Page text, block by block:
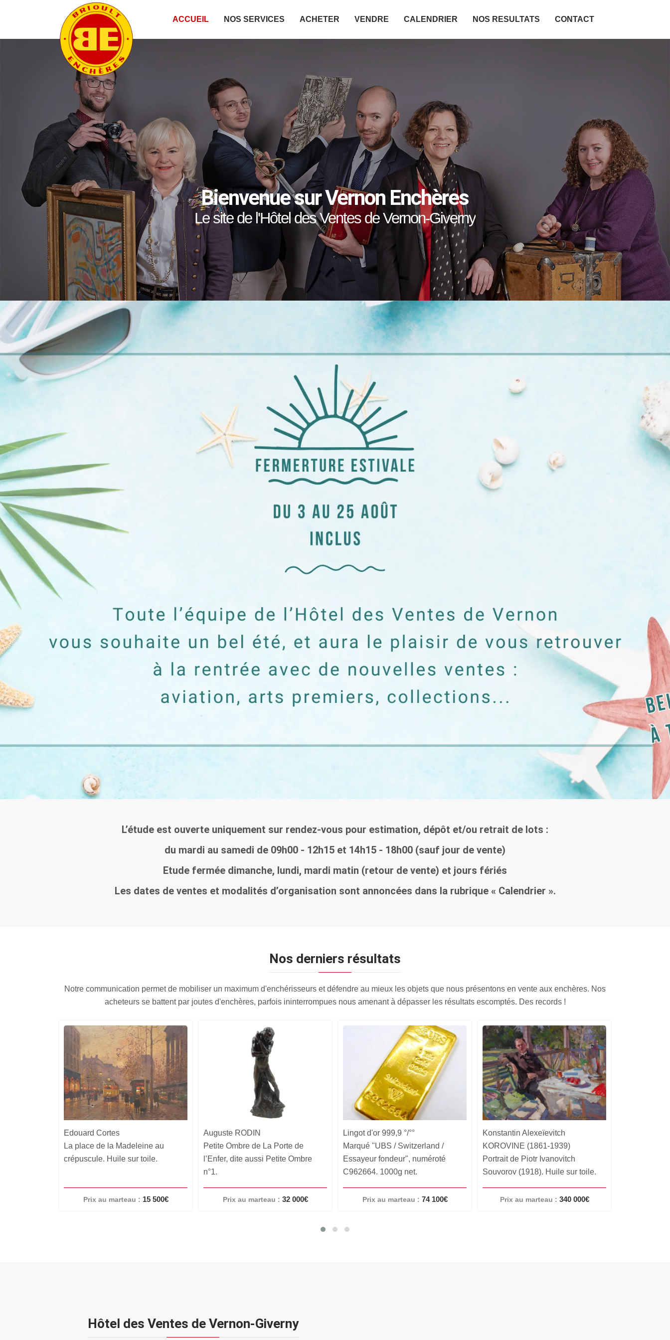
ACCUEIL NOS SERVICES ACHETER VENDRE CALENDRIER NOS RESULTATS CONTACT
Bienvenue sur Vernon Enchères
Le site de l'Hôtel des Ventes de Vernon-Giverny
L’étude est ouverte uniquement sur rendez-vous pour estimation, dépôt et/ou retrait de lots :
du mardi au samedi de 09h00 - 12h15 et 14h15 - 18h00 (sauf jour de vente)
Etude fermée dimanche, lundi, mardi matin (retour de vente) et jours fériés
Les dates de ventes et modalités d’organisation sont annoncées dans la rubrique « Calendrier ».
Nos derniers résultats
Notre communication permet de mobiliser un maximum d'enchérisseurs et défendre au mieux les objets que nous présentons en vente aux enchères. Nos
acheteurs se battent par joutes d'enchères, parfois ininterrompues nous amenant à dépasser les résultats escomptés. Des records !
Auguste RODIN
Petite Ombre de La Porte de
l’Enfer, dite aussi Petite Ombre
Prix au marteau : 32 000€
Lingot d'or 999,9 °/°°
Marqué "UBS / Switzerland /
Essayeur fondeur", numéroté
C962664. 1000g net.
Prix au marteau : 74 100€
Konstantin Alexeïevitch
KOROVINE (1861-1939)
Portrait de Piotr Ivanovitch
Souvorov (1918). Huile sur toile.
Prix au marteau : 340 000€
Konstantin Alexeïevitch
KOROVINE (1861-1939)
Okhotino la nuit (1895). Huile sur
carton.
Prix au marteau : 15 000€
Hôtel des Ventes de Vernon-Giverny